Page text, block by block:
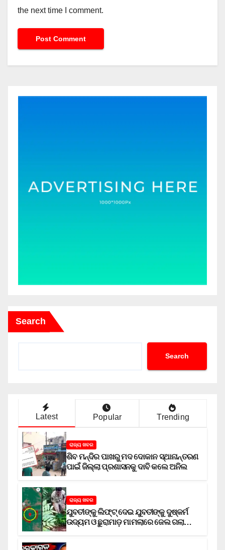
the next time I comment.
Search
Search
Latest Popular Trending
ରାଜ୍ୟ ଖବର
ଶିବ ମନ୍ଦିର ପାଖରୁ ମଦ ଦୋକାନ ସ୍ଥାନାନ୍ତରଣ
ପାଇଁ ଜିଲ୍ଲା ପ୍ରଶାସନକୁ ଦାବି କଲେ ଅନିଲ
ରାଜ୍ୟ ଖବର
ଯୁବତୀଙ୍କୁ ଲିଫ୍‌ଟ୍‌ ଦେଇ ଯୁବତୀଙ୍କୁ ଦୁଷ୍କର୍ମ
ଉଦ୍ୟମ ଓ ଛୁରାମାଡ଼ ମାମଲାରେ ଜେଲ ଗଲା